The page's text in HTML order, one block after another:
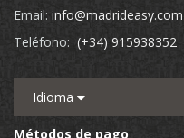
Email: info@madrideasy.com
Teléfono: (+34) 915938352
Idioma
Métodos de pago